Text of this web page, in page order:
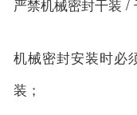
严禁机械密封干装 /
机械密封安装时必
装；